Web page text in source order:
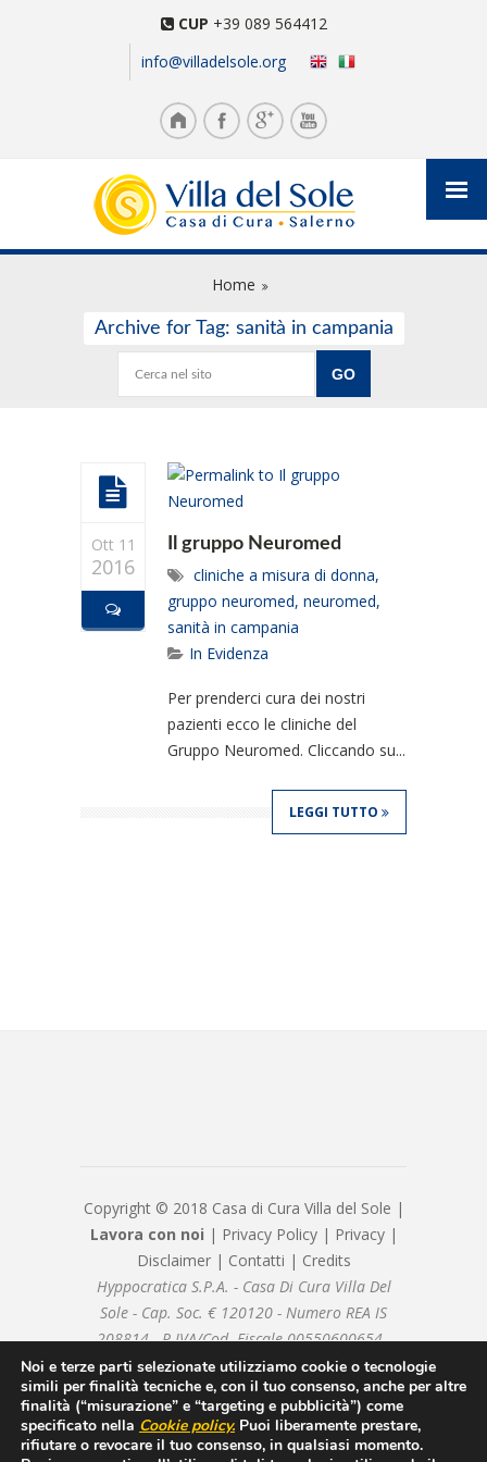
CUP +39 089 564412
info@villadelsole.org
Home
Archive for Tag: sanità in campania
Ott 11
2016
Il gruppo Neuromed
cliniche a misura di donna,
gruppo neuromed, neuromed,
sanità in campania
In Evidenza
Per prenderci cura dei nostri
pazienti ecco le cliniche del
Gruppo Neuromed. Cliccando su...
LEGGI TUTTO
Copyright © 2018 Casa di Cura Villa del Sole |
Lavora con noi | Privacy Policy| Privacy|
Disclaimer| Contatti | Credits
Hyppocratica S.P.A. - Casa Di Cura Villa Del
Sole - Cap. Soc. € 120120 - Numero REA IS
208814 - P.IVA/Cod. Fiscale 00550600654 -
hyppocraticaspa@arubapec.it - Sottoposto alla
direzione e coordinamento di ICM Istituto
Clinico Mediterraneo SpA
Noi e terze parti selezionate utilizziamo cookie o tecnologie
simili per finalità tecniche e, con il tuo consenso, anche per altre
finalità (“misurazione” e “targeting e pubblicità”) come
specificato nella Cookie policy. Puoi liberamente prestare,
rifiutare o revocare il tuo consenso, in qualsiasi momento.